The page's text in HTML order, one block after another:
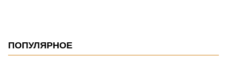
ПОПУЛЯРНОЕ